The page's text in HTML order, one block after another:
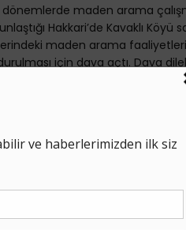
dönemlerde maden arama
Hakkari’de Kavaklı Köyü
maden arama
için dava açtı. Dava
Kömürlü
“ÇED Olumlu
kömürlü termik santral
ve İklim Değişikliği Bakanlığı